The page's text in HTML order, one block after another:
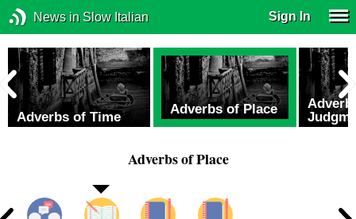
News in Slow Italian Sign In
Adverbs of Time Adverbs of Place
Adverbs of Place